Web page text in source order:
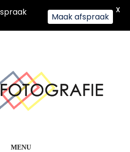
MENU
Maak afspraak
X